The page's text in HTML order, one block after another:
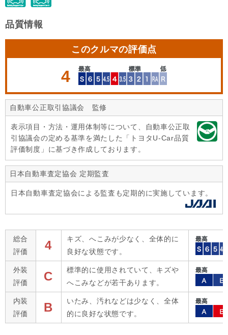
品質情報
このクルマの評価点
4
自動車公正取引協議会 監修
表示項目・方法・運用体制等について、自動車公正取
引協議会の定める基準を満たした「トヨタU-Car品質
評価制度」に基づき作成しております。
日本自動車査定協会 定期監査
日本自動車査定協会による監査も定期的に実施しています。
総合
評価
4
キズ、へこみが少なく、全体的に
良好な状態です。
外装
評価
C
標準的に使用されていて、キズや
へこみなどが若干あります。
内装
評価
B
いたみ、汚れなどは少なく、全体
的に良好な状態です。